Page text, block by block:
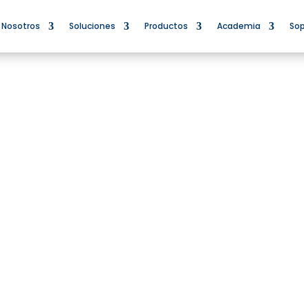
Nosotros Soluciones Productos Academia